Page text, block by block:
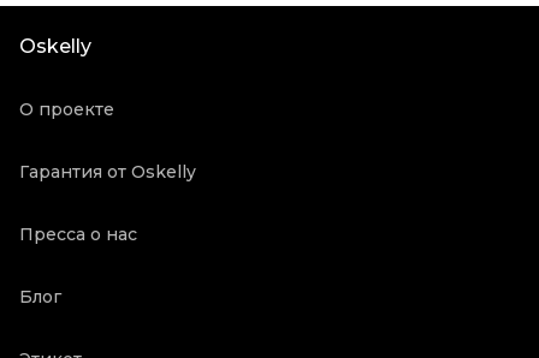
Продавец
Oskelly
О проекте
Гарантия от Oskelly
Пресса о нас
Блог